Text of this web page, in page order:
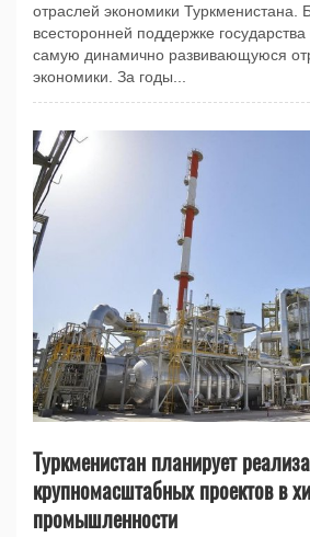
отраслей экономики Туркменистана.
всесторонней поддержке
самую динамично развивающуюся
экономики. За годы...
Туркменистан планирует
крупномасштабных проектов в
промышленности